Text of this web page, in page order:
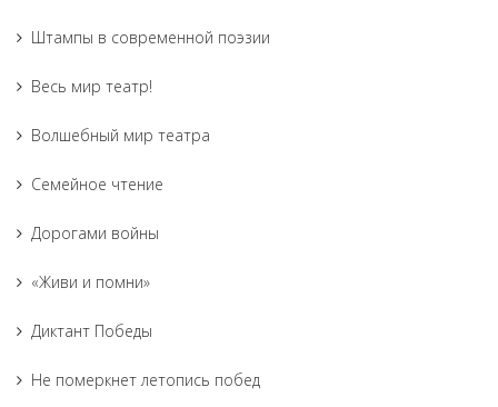
Штампы в современной поэзии
Весь мир театр!
Волшебный мир театра
Семейное чтение
Дорогами войны
«Живи и помни»
Диктант Победы
Не померкнет летопись побед